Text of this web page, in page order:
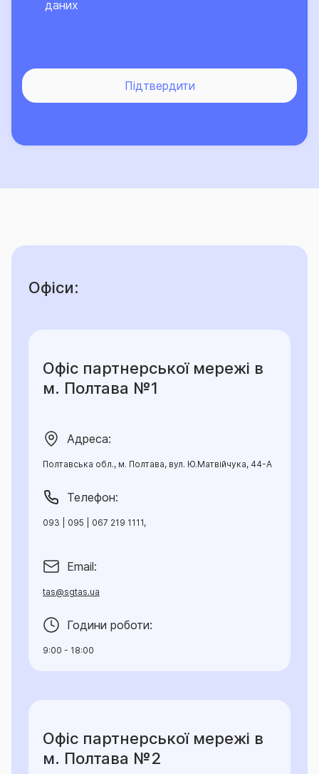
частину страхової премії, до 00 год. 00 хв. (за
Київським часом) дати, наступної за датою сплати
Страхувальником простроченої чергової частини
Договір страхування не є додатковим до інших
невиконання ним обов’язків, визначених договором
що договір страхування не набирає чинності;
- несплата чергової частини страхової премії в
установлений договором строк є підставою для
- в разі невчасного повідомлення про настання
страхового випадку, Страховик може відмовити у
здійсненні страхової виплати чи зменшити її
- невиконання інших обов’язків, що визначені за
Договором можуть стати підставою для
страховій виплаті.
укладення договору страхування ознайомитись з:
інформацією про винятки із страхових випадків та
підстави для відмови у здійсненні страхових
Така інформація викладена у даному
Інформаційному документі.
даних
Підтвердити
Офіси:
Офіс партнерської мережі в
м. Полтава №1
Адреса:
Полтавська обл., м. Полтава, вул. Ю.Матвійчука, 44-А
Телефон:
093 | 095 | 067 219 1111,
Email:
tas@sgtas.ua
Години роботи:
9:00 - 18:00
Офіс партнерської мережі в
м. Полтава №2